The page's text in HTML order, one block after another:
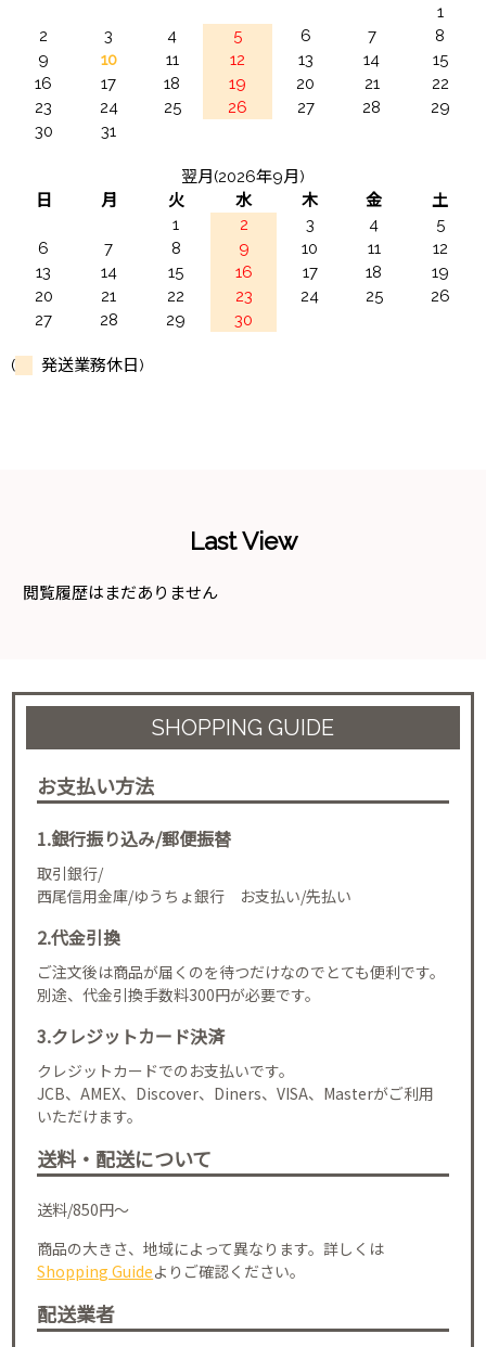
1
2
3 4 5 6 7
8
9
10 11 12 13 14
15
16
17 18 19 20 21
22
23
24 25 26 27 28
29
30
31
翌月(2026年9月)
日
月 火 水 木 金
土
1
2 3 4
5
6
7 8 9 10 11
12
13
14 15 16 17 18
19
20
21 22 23 24 25
26
27
28 29 30
( 発送業務休日)
Last View
閲覧履歴はまだありません
SHOPPING GUIDE
お支払い方法
1.銀行振り込み/郵便振替
取引銀行/
西尾信用金庫/ゆうちょ銀行 お支払い/先払い
2.代金引換
ご注文後は商品が届くのを待つだけなのでとても便利です。
別途、代金引換手数料300円が必要です。
3.クレジットカード決済
クレジットカードでのお支払いです。
JCB、AMEX、Discover、Diners、VISA、Masterがご利用
いただけます。
送料・配送について
送料/850円～
商品の大きさ、地域によって異なります。詳しくは
Shopping Guideよりご確認ください。
配送業者